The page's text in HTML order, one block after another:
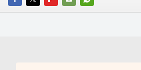
FACEBOOKTWITTERFLIPBOARD
E-
WHATSAPP